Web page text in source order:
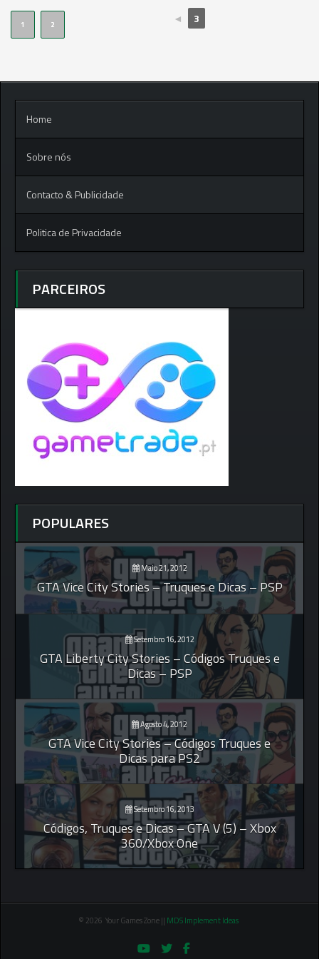
◄
1 2 3
Home
Sobre nós
Contacto & Publicidade
Politica de Privacidade
PARCEIROS
POPULARES
Maio 21, 2012
GTA Vice City Stories – Truques e Dicas – PSP
Setembro 16, 2012
GTA Liberty City Stories – Códigos Truques e
Dicas – PSP
Agosto 4, 2012
GTA Vice City Stories – Códigos Truques e
Dicas para PS2
Setembro 16, 2013
Códigos, Truques e Dicas – GTA V (5) – Xbox
360/Xbox One
© 2026 Your Games Zone || MDS Implement Ideas